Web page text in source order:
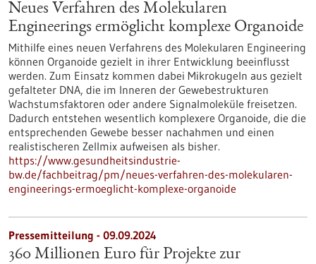
Neues Verfahren des Molekularen
Engineerings ermöglicht komplexe Organoide
Mithilfe eines neuen Verfahrens des Molekularen Engineering
können Organoide gezielt in ihrer Entwicklung beeinflusst
werden. Zum Einsatz kommen dabei Mikrokugeln aus gezielt
gefalteter DNA, die im Inneren der Gewebestrukturen
Wachstumsfaktoren oder andere Signalmoleküle freisetzen.
Dadurch entstehen wesentlich komplexere Organoide, die die
entsprechenden Gewebe besser nachahmen und einen
realistischeren Zellmix aufweisen als bisher.
https://www.gesundheitsindustrie-
bw.de/fachbeitrag/pm/neues-verfahren-des-molekularen-
engineerings-ermoeglicht-komplexe-organoide
Pressemitteilung - 09.09.2024
360 Millionen Euro für Projekte zur